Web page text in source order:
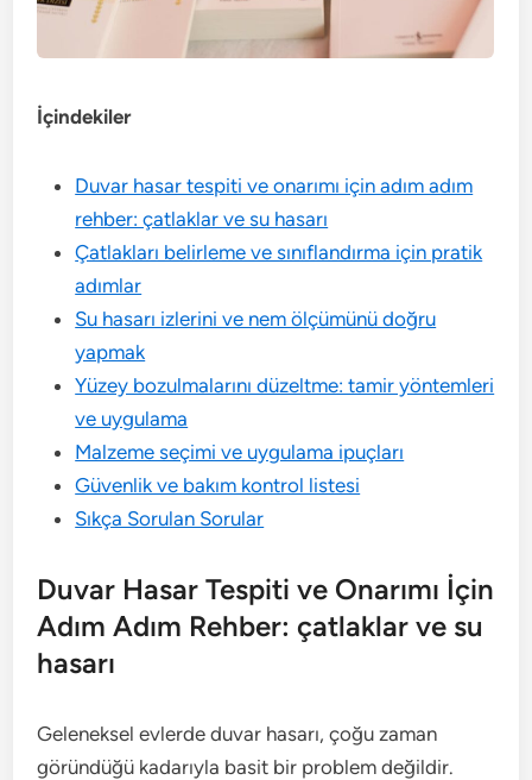
İçindekiler
Duvar hasar tespiti ve onarımı için adım adım
rehber: çatlaklar ve su hasarı
Çatlakları belirleme ve sınıflandırma için pratik
adımlar
Su hasarı izlerini ve nem ölçümünü doğru
yapmak
Yüzey bozulmalarını düzeltme: tamir yöntemleri
ve uygulama
Malzeme seçimi ve uygulama ipuçları
Güvenlik ve bakım kontrol listesi
Sıkça Sorulan Sorular
Duvar Hasar Tespiti ve Onarımı İçin
Adım Adım Rehber: çatlaklar ve su
hasarı
Geleneksel evlerde duvar hasarı, çoğu zaman
göründüğü kadarıyla basit bir problem değildir.